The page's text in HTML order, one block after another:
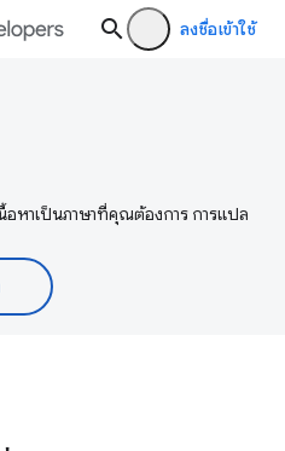
ลงชื่อเข้าใช้
อหาเป็นภาษาที่คุณต้องการ การแปล